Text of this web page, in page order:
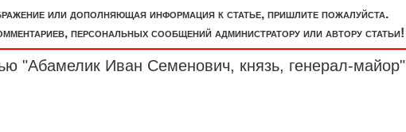
или дополняющая информация к статье, пришлите пожалуйста.
персональных сообщений администратору или автору статьи!
"Абамелик Иван Семенович, князь, генерал-майор"